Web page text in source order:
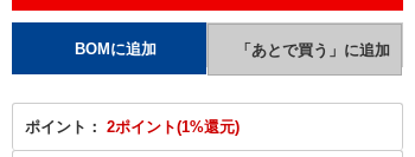
ポイント： 2ポイント(1%還元)